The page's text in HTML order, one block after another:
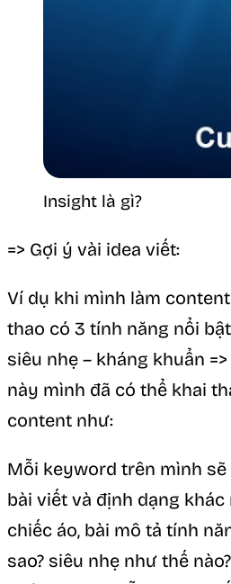
Insight là gì?
=> Gợi ý vài idea viết:
Ví dụ khi mình làm
thao có 3 tính năng nổi
siêu nhẹ – kháng khuẩn
này mình đã có thể khai
content như:
Mỗi keyword trên mình
bài viết và định dạng
chiếc áo, bài mô tả tính
sao? siêu nhẹ như thế